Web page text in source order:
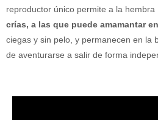
reproductor único permite a la hembra
crías, a las que puede amamantar
ciegas y sin pelo, y permanecen en la
de aventurarse a salir de forma